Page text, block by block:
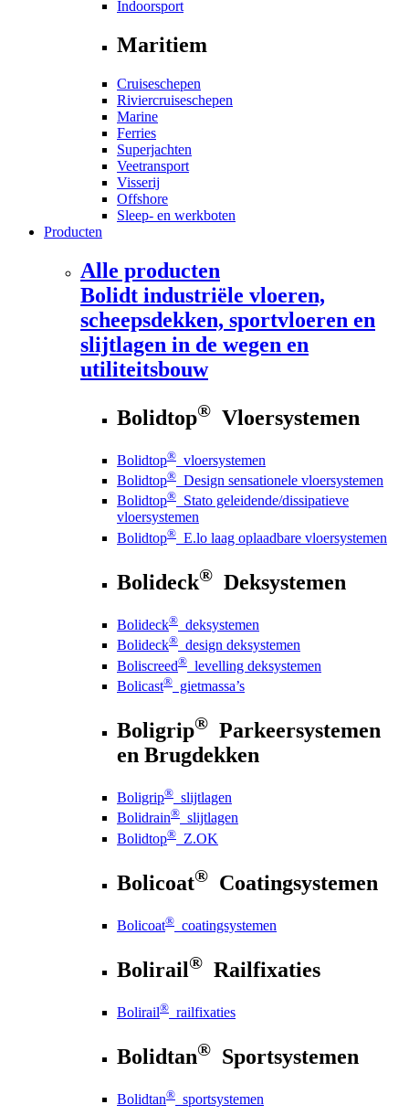
Indoorsport
Maritiem
Cruiseschepen
Riviercruiseschepen
Marine
Ferries
Superjachten
Veetransport
Visserij
Offshore
Sleep- en werkboten
Producten
Alle producten
Bolidt industriële vloeren,
scheepsdekken, sportvloeren en
slijtlagen in de wegen en
utiliteitsbouw
Bolidtop® Vloersystemen
Bolidtop® vloersystemen
Bolidtop® Design sensationele vloersystemen
Bolidtop® Stato geleidende/dissipatieve
vloersystemen
Bolidtop® E.lo laag oplaadbare vloersystemen
Bolideck® Deksystemen
Bolideck® deksystemen
Bolideck® design deksystemen
Boliscreed® levelling deksystemen
Bolicast® gietmassa’s
Boligrip® Parkeersystemen
en Brugdekken
Boligrip® slijtlagen
Bolidrain® slijtlagen
Bolidtop® Z.OK
Bolicoat® Coatingsystemen
Bolicoat® coatingsystemen
Bolirail® Railfixaties
Bolirail® railfixaties
Bolidtan® Sportsystemen
Bolidtan® sportsystemen